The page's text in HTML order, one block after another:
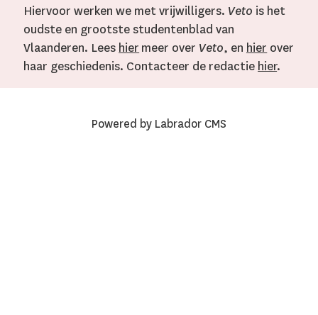
Hiervoor werken we met vrijwilligers. Veto is het
oudste en grootste studentenblad van
Vlaanderen. Lees hier meer over Veto, en hier over
haar geschiedenis. Contacteer de redactie hier.
Powered by Labrador CMS